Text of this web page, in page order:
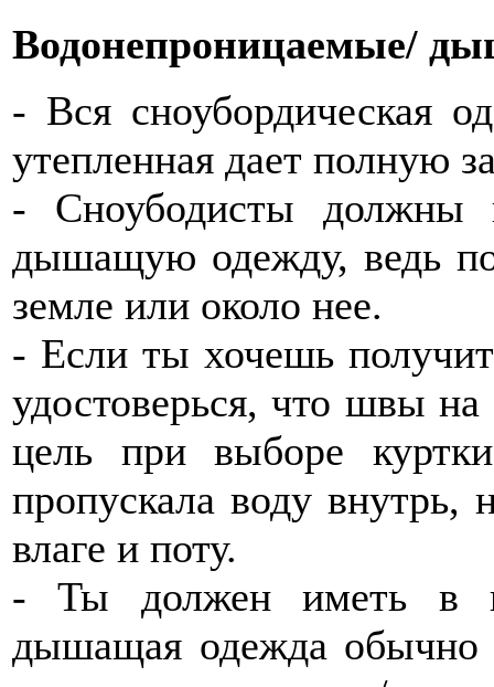
Водонепроницаемые/
- Вся сноубордическая
утепленная дает полную
- Сноубодисты должны
дышащую одежду, ведь
земле или около нее.
- Если ты хочешь
удостоверься, что швы
цель при выборе
пропускала воду внутрь,
влаге и поту.
- Ты должен иметь в
дышащая одежда